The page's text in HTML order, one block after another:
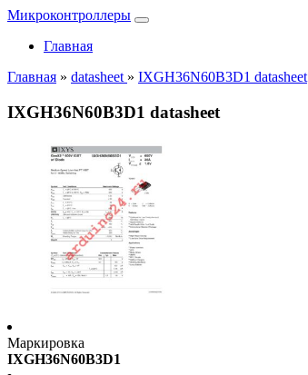
Микроконтроллеры
Главная
Главная » datasheet » IXGH36N60B3D1 datasheet
IXGH36N60B3D1 datasheet
Маркировка
IXGH36N60B3D1